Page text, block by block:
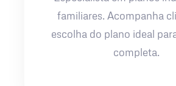
familiares. Acompanha
escolha do plano ideal
completa.